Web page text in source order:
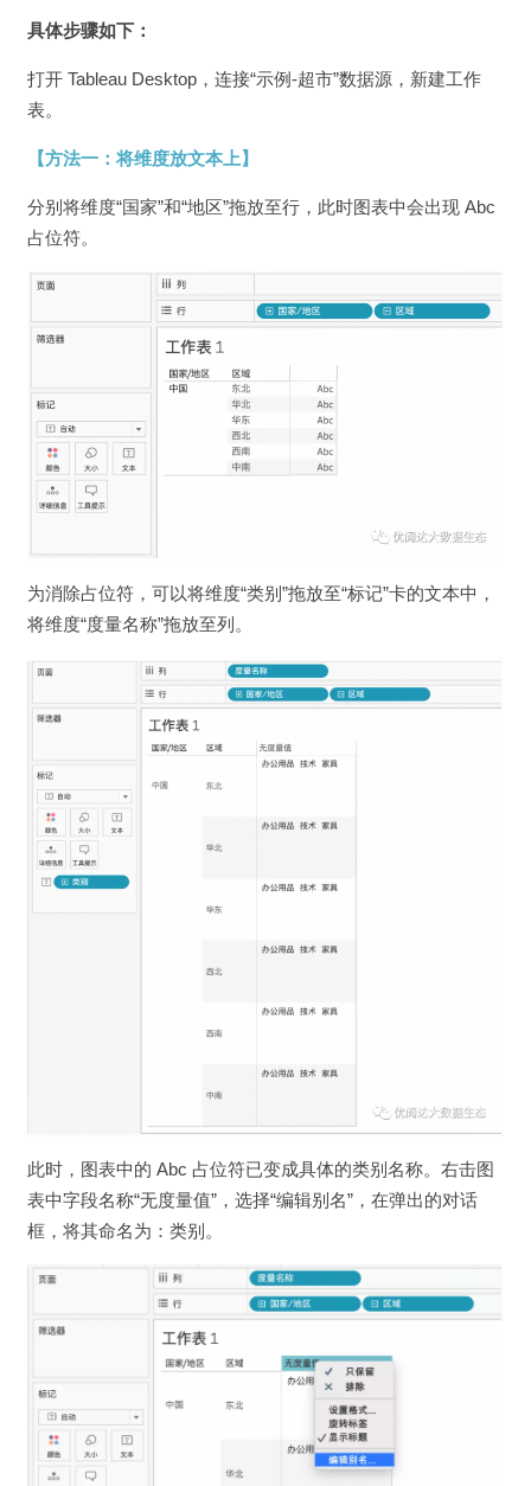
具体步骤如下：
打开 Tableau Desktop，连接“示例-超市”数据源，新建工作
表。
【方法一：将维度放文本上】
分别将维度“国家”和“地区”拖放至行，此时图表中会出现 Abc
占位符。
为消除占位符，可以将维度“类别”拖放至“标记”卡的文本中，
将维度“度量名称”拖放至列。
此时，图表中的 Abc 占位符已变成具体的类别名称。右击图
表中字段名称“无度量值”，选择“编辑别名”，在弹出的对话
框，将其命名为：类别。